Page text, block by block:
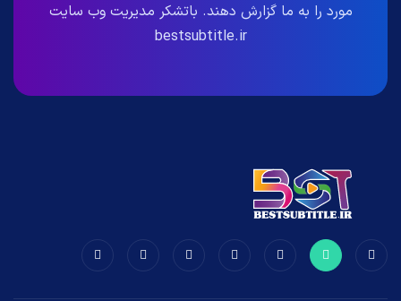
مورد را به ما گزارش دهند. باتشکر مدیریت وب سایت
bestsubtitle.ir